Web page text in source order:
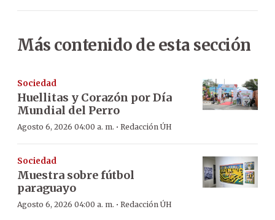
Más contenido de esta sección
Sociedad
Huellitas y Corazón por Día
Mundial del Perro
Agosto 6, 2026 04:00 a. m. · Redacción ÚH
Sociedad
Muestra sobre fútbol
paraguayo
Agosto 6, 2026 04:00 a. m. · Redacción ÚH